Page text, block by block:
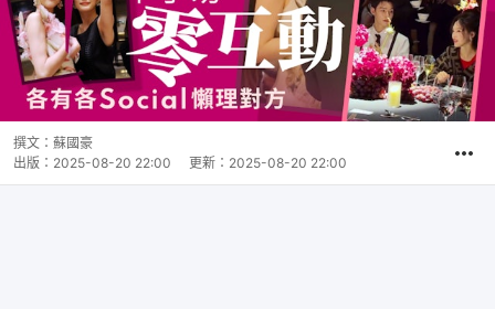
撰文： 蘇國豪
出版： 2025-08-20 22:00 更新： 2025-08-20 22:00